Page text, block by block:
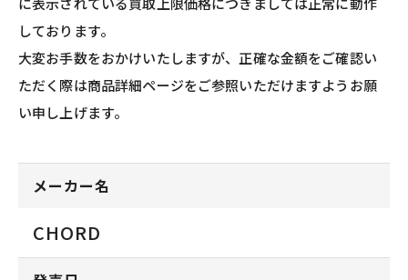
しております。
大変お手数をおかけいたしますが、正確な金額をご確認い
ただく際は商品詳細ページをご参照いただけますようお願
い申し上げます。
メーカー名
CHORD